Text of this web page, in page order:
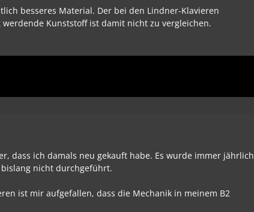
besseres Material. Der bei den Lindner-Klavieren
Kunststoff ist damit nicht zu vergleichen.
dass ich damals neu gekauft habe. Es wurde immer jährlich
nicht durchgeführt.
ist mir aufgefallen, dass die Mechanik in meinem B2